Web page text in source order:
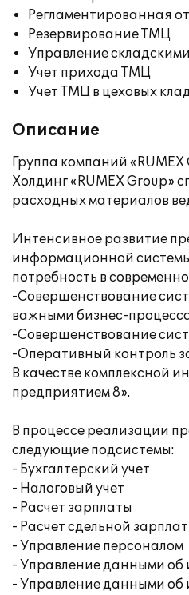
Регламентированная
Резервирование ТМЦ
Управление
Учет прихода ТМЦ
Учет ТМЦ в цеховых
Описание
Группа компаний
Холдинг «RUMEX Group»
расходных материалов
Интенсивное развитие
информационной
потребность в
-Совершенствование
важными бизнес-
-Совершенствование
-Оперативный контроль
В качестве комплексной
предприятием 8».
В процессе реализации
следующие подсистемы:
- Бухгалтерский учет
- Налоговый учет
- Расчет зарплаты
- Расчет сдельной
- Управление персоналом
- Управление данными об
- Управление данными об